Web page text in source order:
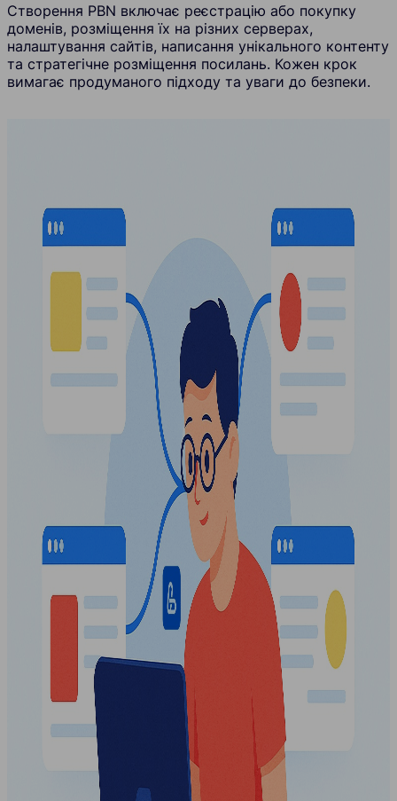
Створення PBN включає реєстрацію або покупку
доменів, розміщення їх на різних серверах,
налаштування сайтів, написання унікального контенту
та стратегічне розміщення посилань. Кожен крок
вимагає продуманого підходу та уваги до безпеки.